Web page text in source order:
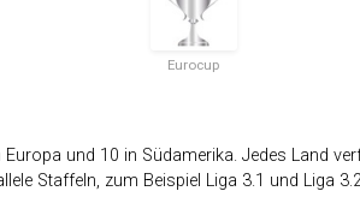
Eurocup
und 10 in Südamerika. Jedes Land
Staffeln, zum Beispiel Liga 3.1 und Liga